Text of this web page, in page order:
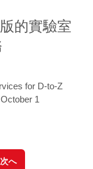
的實驗室
for D-to-Z
1
次へ